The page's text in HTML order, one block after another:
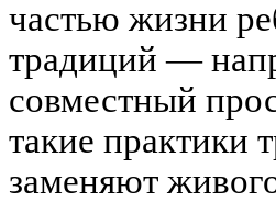
частью жизни
традиций —
совместный
такие практики
заменяют